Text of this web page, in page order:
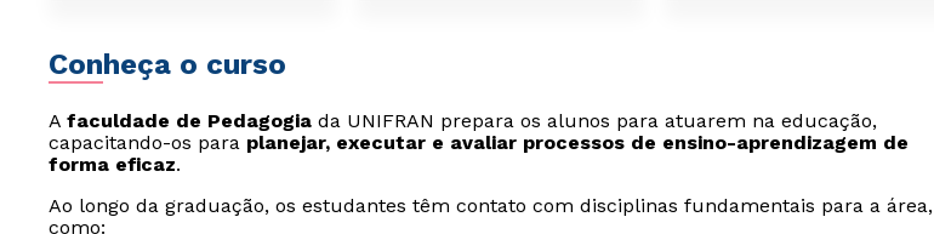
Conheça o curso
A faculdade de Pedagogia da UNIFRAN prepara os alunos para atuarem na educação,
capacitando-os para planejar, executar e avaliar processos de ensino-aprendizagem de
forma eficaz.
Ao longo da graduação, os estudantes têm contato com disciplinas fundamentais para a área,
como: